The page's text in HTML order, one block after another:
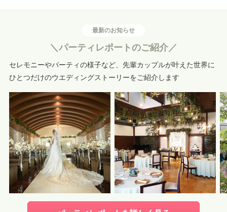
最新のお知らせ
＼パーティレポートのご紹介／
セレモニーやパーティの様子など、先輩カップルが叶えた世界に
ひとつだけのウエディングストーリーをご紹介します